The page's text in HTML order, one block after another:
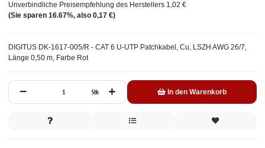
DIGITUS DK-1617-005/R - CAT 6 U-UTP Patchkabel, Cu, LSZH AWG 26/7,
Länge 0,50 m, Farbe Rot
Unverbindliche Preisempfehlung des Herstellers 1,02 €
(Sie sparen 16.67%, also 0,17 €)
Stk In den Warenkorb